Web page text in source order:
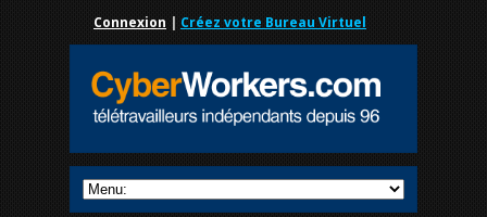
Connexion | Créez votre Bureau Virtuel